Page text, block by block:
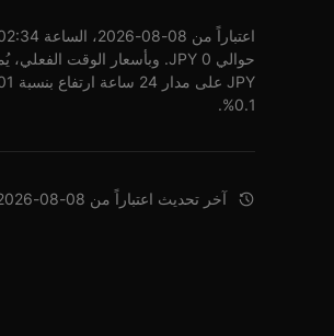
0.1%.
آخر تحديث اعتباراً من 08-08-2026 الساعة 02:34 (UTC)